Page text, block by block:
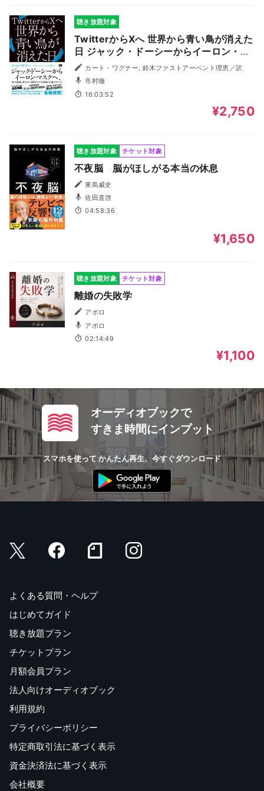
聴き放題対象
TwitterからXへ 世界から青い鳥が消えた
日 ジャック・ドーシーからイーロン・マ
スクへ、炎上投稿、黒字化、買収をめぐ
る成功と失敗のすべて
カート・ワグナー, 鈴木ファストアーベント理恵／訳
市村徹
16:03:52
¥2,750
聴き放題対象 チケット対象
不夜脳 脳がほしがる本当の休息
東島威史
佐田直啓
04:58:36
¥1,650
聴き放題対象 チケット対象
離婚の失敗学
アポロ
アポロ
02:14:49
¥1,100
オーディオブックで
すきま時間にインプット
スマホを使って かんたん再生、今すぐダウンロード
よくある質問・ヘルプ
はじめてガイド
聴き放題プラン
チケットプラン
月額会員プラン
法人向けオーディオブック
利用規約
プライバシーポリシー
特定商取引法に基づく表示
資金決済法に基づく表示
会社概要